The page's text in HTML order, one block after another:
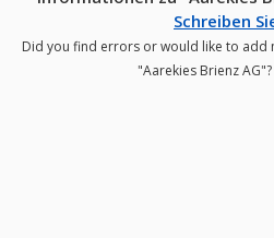
Schreiben
Did you find errors or would like to
"Aarekies Brienz